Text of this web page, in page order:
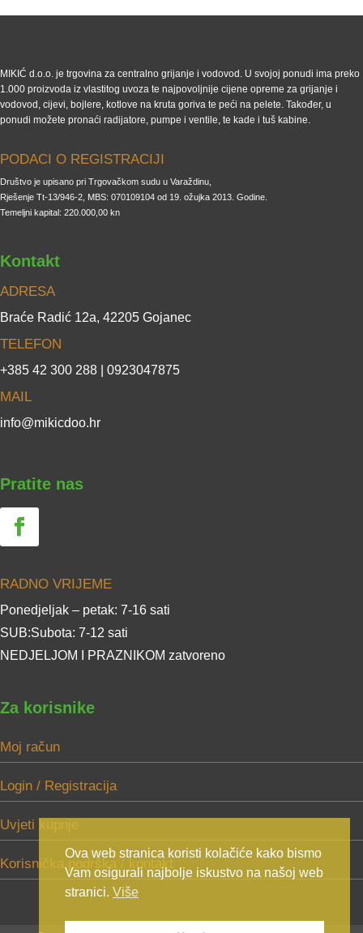
MIKIĆ d.o.o. je trgovina za centralno grijanje i vodovod. U svojoj ponudi ima preko
1.000 proizvoda iz vlastitog uvoza te najpovoljnije cijene opreme za grijanje i
vodovod, cijevi, bojlere, kotlove na kruta goriva te peći na pelete. Također, u
ponudi možete pronaći radijatore, pumpe i ventile, te kade i tuš kabine.
PODACI O REGISTRACIJI
Društvo je upisano pri Trgovačkom sudu u Varaždinu,
Rješenje Tt-13/946-2, MBS: 070109104 od 19. ožujka 2013. Godine.
Temeljni kapital: 220.000,00 kn
Kontakt
ADRESA
Braće Radić 12a, 42205 Gojanec
TELEFON
+385 42 300 288 | 0923047875
MAIL
info@mikicdoo.hr
Pratite nas
RADNO VRIJEME
Ponedjeljak – petak: 7-16 sati
SUB:Subota: 7-12 sati
NEDJELJOM I PRAZNIKOM zatvoreno
Za korisnike
Moj račun
Login / Registracija
Uvjeti kupnje
Korisnička podrška / kontakt
Ova web stranica koristi kolačiće kako bismo
Vam osigurali najbolje iskustvo na našoj web
stranici. Više